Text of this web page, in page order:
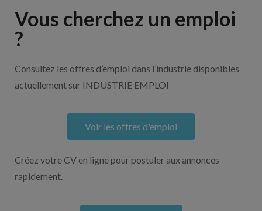
Vous cherchez un emploi
?
Consultez les offres d’emploi dans l’industrie disponibles
actuellement sur INDUSTRIE EMPLOI
Voir les offres d'emploi
Créez votre CV en ligne pour postuler aux annonces
rapidement.